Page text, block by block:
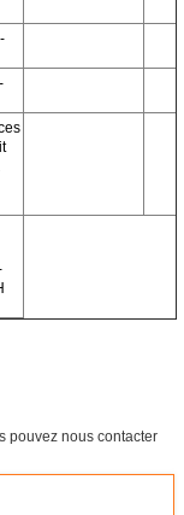
pouvez nous contacter